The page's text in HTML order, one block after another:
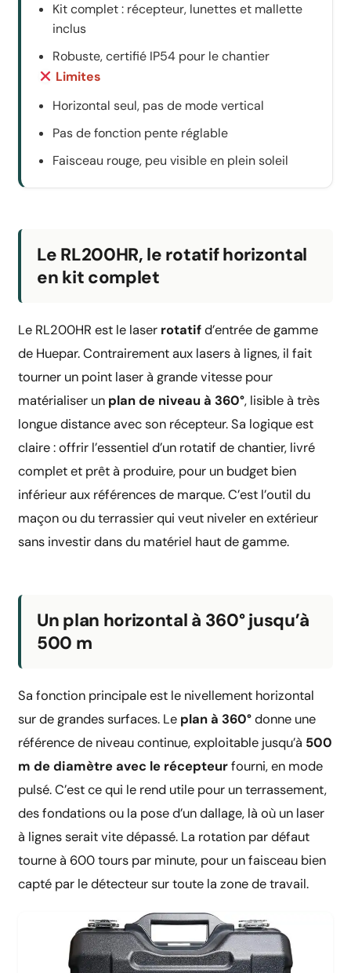
Kit complet : récepteur, lunettes et mallette
inclus
Robuste, certifié IP54 pour le chantier
Limites
Horizontal seul, pas de mode vertical
Pas de fonction pente réglable
Faisceau rouge, peu visible en plein soleil
Le RL200HR, le rotatif horizontal
en kit complet
Le RL200HR est le laser rotatifd’entrée de gamme
de Huepar. Contrairement aux lasers à lignes, il fait
tourner un point laser à grande vitesse pour
matérialiser un plan de niveau à 360°, lisible à très
longue distance avec son récepteur. Sa logique est
claire : offrir l’essentiel d’un rotatif de chantier, livré
complet et prêt à produire, pour un budget bien
inférieur aux références de marque. C’est l’outil du
maçon ou du terrassier qui veut niveler en extérieur
sans investir dans du matériel haut de gamme.
Un plan horizontal à 360° jusqu’à
500 m
Sa fonction principale est le nivellement horizontal
sur de grandes surfaces. Le plan à 360°donne une
référence de niveau continue, exploitable jusqu’à 500
m de diamètre avec le récepteurfourni, en mode
pulsé. C’est ce qui le rend utile pour un terrassement,
des fondations ou la pose d’un dallage, là où un laser
à lignes serait vite dépassé. La rotation par défaut
tourne à 600 tours par minute, pour un faisceau bien
capté par le détecteur sur toute la zone de travail.